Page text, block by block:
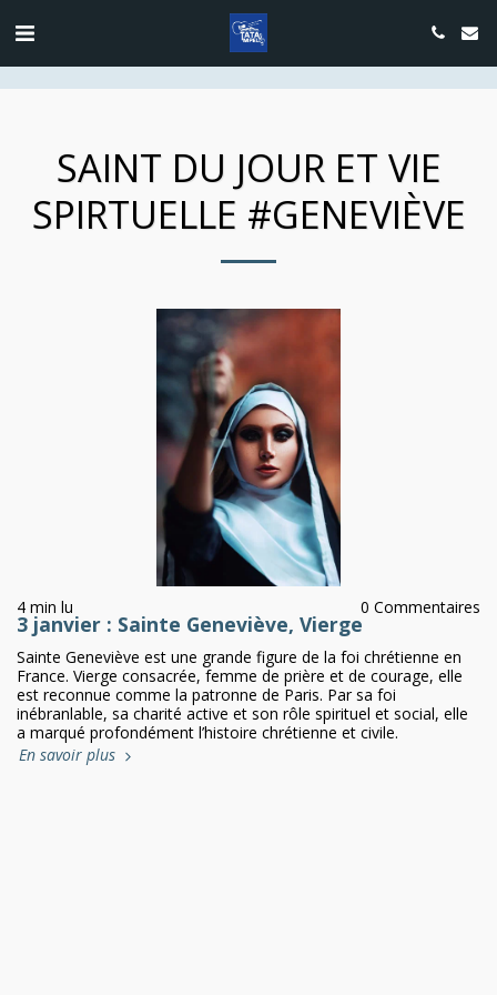
google.com, pub-4889604885818732, DIRECT, f08c47fec0942fa0
SAINT DU JOUR ET VIE
SPIRTUELLE #GENEVIÈVE
4 min lu 0 Commentaires
3 janvier : Sainte Geneviève, Vierge
Sainte Geneviève est une grande figure de la foi chrétienne en
France. Vierge consacrée, femme de prière et de courage, elle
est reconnue comme la patronne de Paris. Par sa foi
inébranlable, sa charité active et son rôle spirituel et social, elle
a marqué profondément l’histoire chrétienne et civile.
En savoir plus